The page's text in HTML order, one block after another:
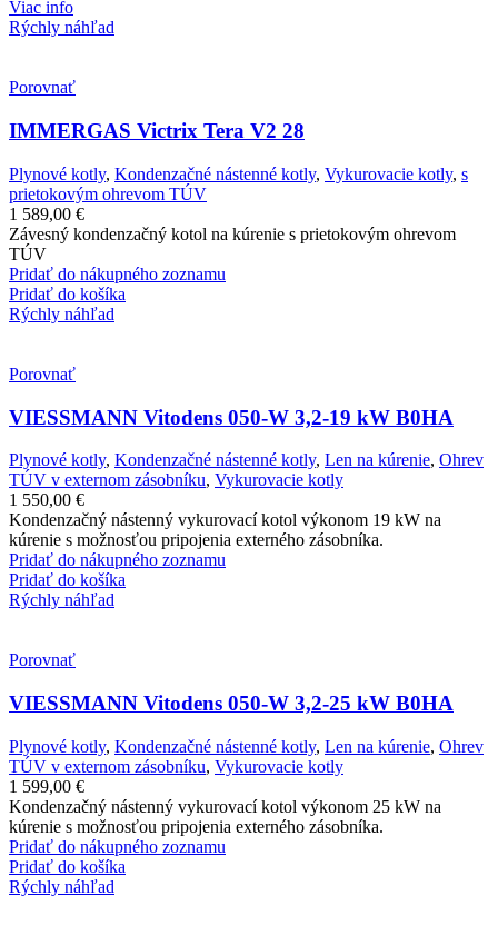
Viac info
Rýchly náhľad
Porovnať
IMMERGAS Victrix Tera V2 28
Plynové kotly, Kondenzačné nástenné kotly, Vykurovacie kotly, s
prietokovým ohrevom TÚV
1 589,00 €
Závesný kondenzačný kotol na kúrenie s prietokovým ohrevom
TÚV
Pridať do nákupného zoznamu
Pridať do košíka
Rýchly náhľad
Porovnať
VIESSMANN Vitodens 050-W 3,2-19 kW B0HA
Plynové kotly, Kondenzačné nástenné kotly, Len na kúrenie, Ohrev
TÚV v externom zásobníku, Vykurovacie kotly
1 550,00 €
Kondenzačný nástenný vykurovací kotol výkonom 19 kW na
kúrenie s možnosťou pripojenia externého zásobníka.
Pridať do nákupného zoznamu
Pridať do košíka
Rýchly náhľad
Porovnať
VIESSMANN Vitodens 050-W 3,2-25 kW B0HA
Plynové kotly, Kondenzačné nástenné kotly, Len na kúrenie, Ohrev
TÚV v externom zásobníku, Vykurovacie kotly
1 599,00 €
Kondenzačný nástenný vykurovací kotol výkonom 25 kW na
kúrenie s možnosťou pripojenia externého zásobníka.
Pridať do nákupného zoznamu
Pridať do košíka
Rýchly náhľad